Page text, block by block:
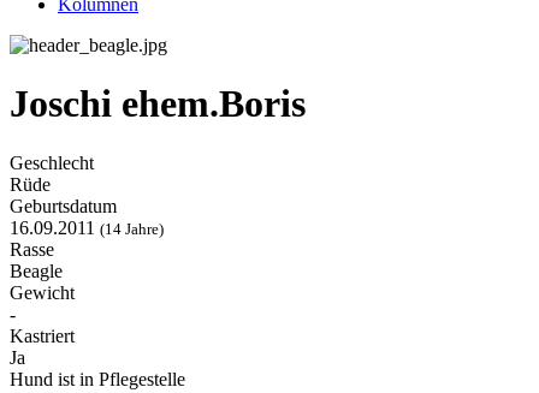
Kolumnen
Joschi ehem.Boris
Geschlecht
Rüde
Geburtsdatum
16.09.2011 (14 Jahre)
Rasse
Beagle
Gewicht
-
Kastriert
Ja
Hund ist in Pflegestelle